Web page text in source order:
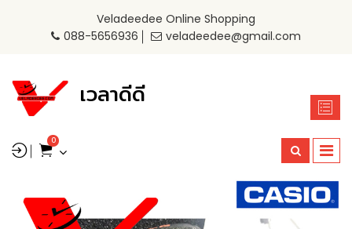
Veladeedee Online Shopping
088-5656936
veladeedee@gmail.com
เวลาดีดี
0